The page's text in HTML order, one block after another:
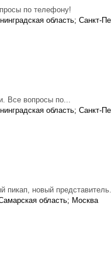
по телефону!
область; Санкт-
Все вопросы по...
область; Санкт-
пикап, новый
область; Москва